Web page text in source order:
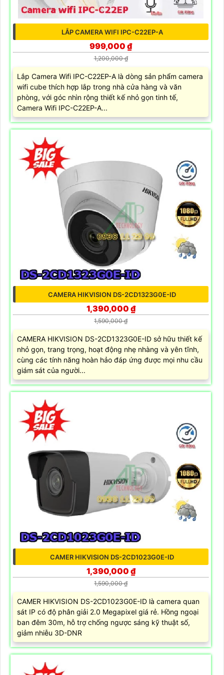
LẮP CAMERA WIFI IPC-C22EP-A
999,000 ₫
1,200,000 ₫
Lắp Camera Wifi IPC-C22EP-A là dòng sản phẩm camera
wifi cube thích hợp lắp trong nhà cửa hàng và văn
phòng, với góc nhìn rộng thiết kế nhỏ gọn tinh tế,
Camera Wifi IPC-C22EP-A...
CAMERA HIKVISION DS-2CD1323G0E-ID
1,390,000 ₫
1,590,000 ₫
CAMERA HIKVISION DS-2CD1323G0E-ID sở hữu thiết kế
nhỏ gọn, trang trọng, hoạt động nhẹ nhàng và yên tĩnh,
cùng các tính năng hoàn hảo đáp ứng được mọi nhu cầu
giám sát của người...
CAMER HIKVISION DS-2CD1023G0E-ID
1,390,000 ₫
1,590,000 ₫
CAMER HIKVISION DS-2CD1023G0E-ID là camera quan
sát IP có độ phân giải 2.0 Megapixel giá rẻ. Hồng ngoại
ban đêm 30m, hỗ trợ chống ngược sáng kỹ thuật số,
giảm nhiễu 3D-DNR